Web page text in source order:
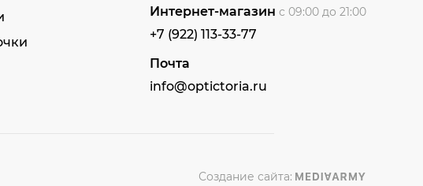
Интернет-магазин с 09:00 до 21:00
+7 (922) 113-33-77
Почта
info@optictoria.ru
Создание сайта: